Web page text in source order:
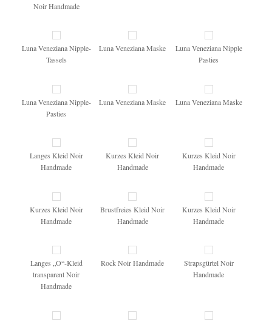
Noir Handmade
Luna Veneziana Nipple-
Tassels
Luna Veneziana Maske
Luna Veneziana Nipple
Pasties
Luna Veneziana Nipple-
Pasties
Luna Veneziana Maske Luna Veneziana Maske
Langes Kleid Noir
Handmade
Kurzes Kleid Noir
Handmade
Kurzes Kleid Noir
Handmade
Kurzes Kleid Noir
Handmade
Brustfreies Kleid Noir
Handmade
Kurzes Kleid Noir
Handmade
Langes „O“-Kleid
transparent Noir
Handmade
Rock Noir Handmade
Strapsgürtel Noir
Handmade